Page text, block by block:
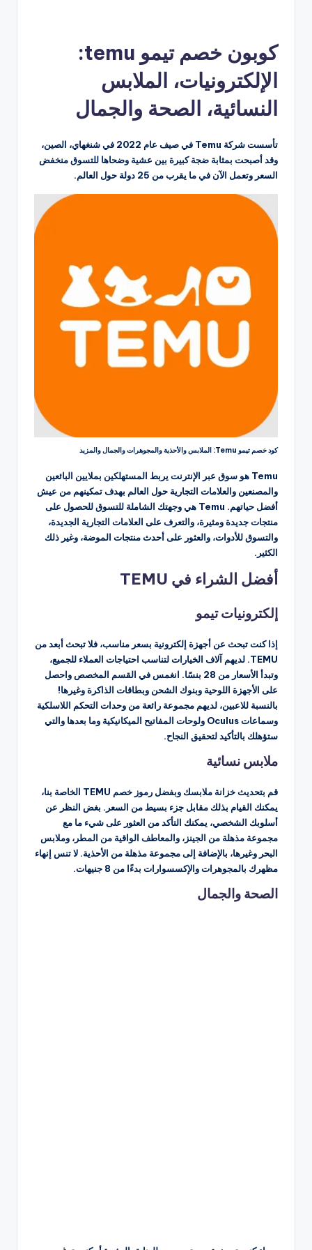
كوبون خصم تيمو temu:
الإلكترونيات، الملابس
النسائية، الصحة والجمال
تأسست شركة Temu في صيف عام 2022 في شنغهاي، الصين،
وقد أصبحت بمثابة ضجة كبيرة بين عشية وضحاها للتسوق منخفض
السعر وتعمل الآن في ما يقرب من 25 دولة حول العالم.
كود خصم تيمو Temu: الملابس والأحذية والمجوهرات والجمال والمزيد
Temu هو سوق عبر الإنترنت يربط المستهلكين بملايين البائعين
والمصنعين والعلامات التجارية حول العالم بهدف تمكينهم من عيش
أفضل حياتهم. Temu هي وجهتك الشاملة للتسوق للحصول على
منتجات جديدة ومثيرة، والتعرف على العلامات التجارية الجديدة،
والتسوق للأدوات، والعثور على أحدث منتجات الموضة، وغير ذلك
الكثير.
أفضل الشراء في TEMU
إلكترونيات تيمو
إذا كنت تبحث عن أجهزة إلكترونية بسعر مناسب، فلا تبحث أبعد من
TEMU. لديهم آلاف الخيارات لتناسب احتياجات العملاء للجميع،
وتبدأ الأسعار من 28 بنسًا. انغمس في القسم المخصص واحصل
على الأجهزة اللوحية وبنوك الشحن وبطاقات الذاكرة وغيرها!
بالنسبة للاعبين، لديهم مجموعة رائعة من وحدات التحكم اللاسلكية
وسماعات Oculus ولوحات المفاتيح الميكانيكية وما بعدها والتي
ستؤهلك بالتأكيد لتحقيق النجاح.
ملابس نسائية
قم بتحديث خزانة ملابسك وبفضل رموز خصم TEMU الخاصة بنا،
يمكنك القيام بذلك مقابل جزء بسيط من السعر. بغض النظر عن
أسلوبك الشخصي، يمكنك التأكد من العثور على شيء ما مع
مجموعة مذهلة من الجينز، والمعاطف الواقية من المطر، وملابس
البحر وغيرها، بالإضافة إلى مجموعة مذهلة من الأحذية. لا تنس إنهاء
مظهرك بالمجوهرات والإكسسوارات بدءًا من 8 جنيهات.
الصحة والجمال